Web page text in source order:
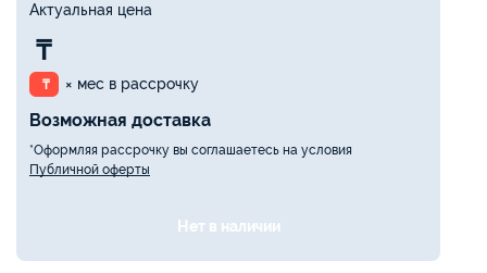
Актуальная цена
₸
₸ × мес в рассрочку
Возможная доставка
*Оформляя рассрочку вы соглашаетесь на условия
Публичной оферты
Нет в наличии